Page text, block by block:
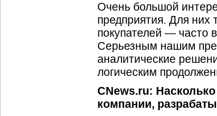
Очень большой
предприятия. Для них
покупателей — часто
Серьезным нашим
аналитические
логическим
CNews.ru:
компании,